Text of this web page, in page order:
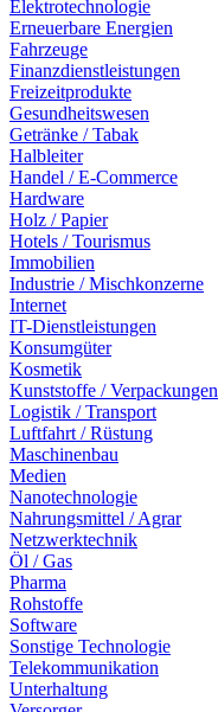
Elektrotechnologie
Erneuerbare Energien
Fahrzeuge
Finanzdienstleistungen
Freizeitprodukte
Gesundheitswesen
Getränke / Tabak
Halbleiter
Handel / E-Commerce
Hardware
Holz / Papier
Hotels / Tourismus
Immobilien
Industrie / Mischkonzerne
Internet
IT-Dienstleistungen
Konsumgüter
Kosmetik
Kunststoffe / Verpackungen
Logistik / Transport
Luftfahrt / Rüstung
Maschinenbau
Medien
Nanotechnologie
Nahrungsmittel / Agrar
Netzwerktechnik
Öl / Gas
Pharma
Rohstoffe
Software
Sonstige Technologie
Telekommunikation
Unterhaltung